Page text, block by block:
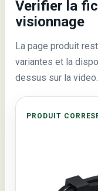
Verifier la
visionnage
La page produit
variantes et la
dessus sur la video.
PRODUIT